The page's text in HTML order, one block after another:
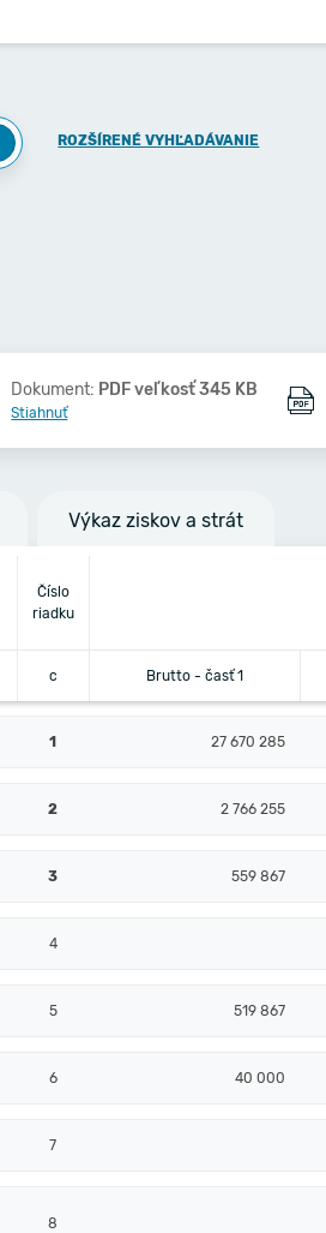
ROZŠÍRENÉ VYHĽADÁVANIE
Dokument: PDF veľkosť 345 KB
Stiahnuť
Výkaz ziskov a strát
Číslo
riadku
c Brutto - časť 1
1 27 670 285
2 2 766 255
3 559 867
4
5 519 867
6 40 000
7
8